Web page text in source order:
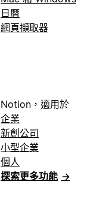
日曆
網頁擷取器
Notion，適用於
企業
新創公司
小型企業
個人
探索更多功能 →